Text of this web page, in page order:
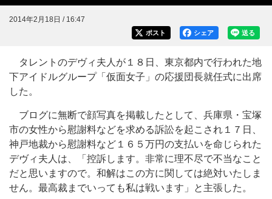
2014年2月18日 / 16:47
送る
シェア
ポスト
タレントのデヴィ夫人が１８日、東京都内で行われた地
下アイドルグループ「仮面女子」の応援団長就任式に出席
した。
ブログに無断で顔写真を掲載したとして、兵庫県・宝塚
市の女性から慰謝料などを求める訴訟を起こされ１７日、
神戸地裁から慰謝料など１６５万円の支払いを命じられた
デヴィ夫人は、「控訴します。非常に理不尽で不当なこと
だと思いますので。和解はこの方に関しては絶対いたしま
せん。最高裁までいっても私は戦います」と主張した。